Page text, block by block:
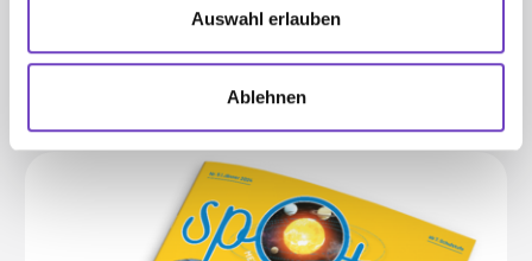
Auswahl erlauben
Ablehnen
ergän­zendes Online-Unter­richts­ma­te­rial